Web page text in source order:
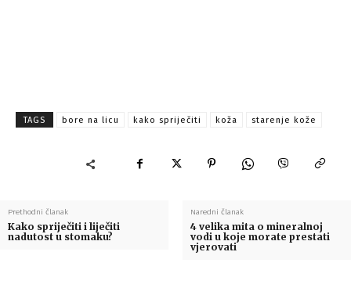
TAGS bore na licu kako spriječiti koža starenje kože
Prethodni članak
Kako spriječiti i liječiti
nadutost u stomaku?
Naredni članak
4 velika mita o mineralnoj
vodi u koje morate prestati
vjerovati